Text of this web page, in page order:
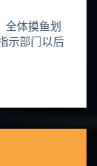
全体摸鱼划
示部门以后